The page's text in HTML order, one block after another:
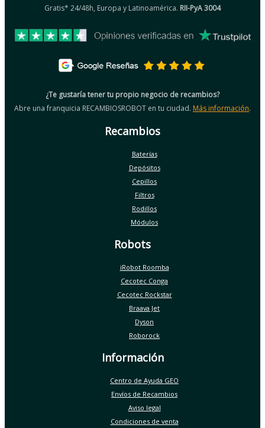
Gratis* 24/48h, Europa y Latinoamérica. RII-PyA 3004
¿Te gustaría tener tu propio negocio de recambios?
Abre una franquicia RECAMBIOSROBOT en tu ciudad. Más información.
Recambios
Baterías
Depósitos
Cepillos
Filtros
Rodillos
Módulos
Robots
iRobot Roomba
Cecotec Conga
Cecotec Rockstar
Braava Jet
Dyson
Roborock
Información
Centro de Ayuda GEO
Envíos de Recambios
Aviso legal
Condiciones de venta